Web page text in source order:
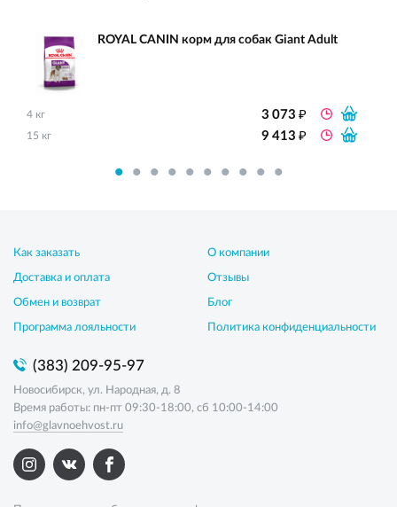
ROYAL CANIN корм для собак Giant Adult
4 кг 3 073₽
15 кг 9 413₽
Как заказать
Доставка и оплата
Обмен и возврат
Программа лояльности
О компании
Отзывы
Блог
Политика конфиденциальности
(383) 209-95-97
Новосибирск, ул. Народная, д. 8
Время работы: пн-пт 09:30-18:00, сб 10:00-14:00
info@glavnoehvost.ru